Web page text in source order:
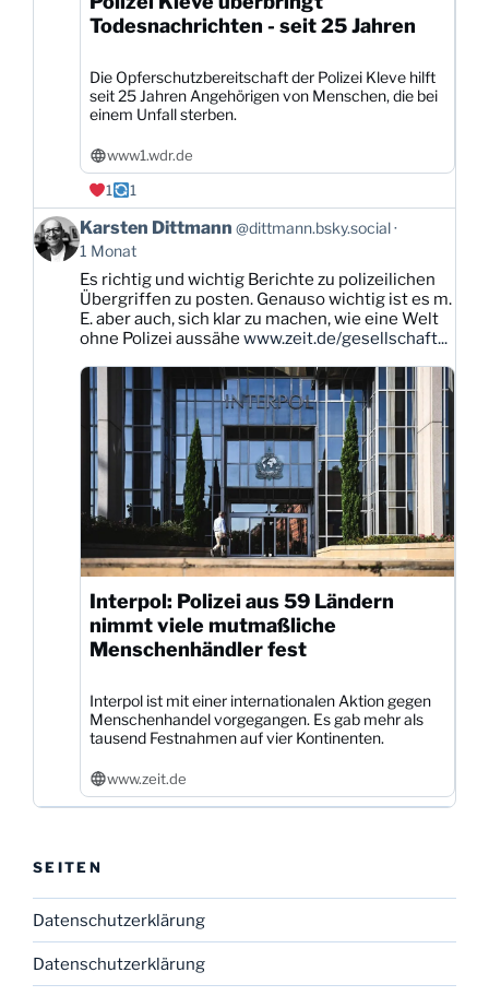
Todesnachrichten - seit 25 Jahren
Die Opferschutzbereitschaft der Polizei Kleve hilft
seit 25 Jahren Angehörigen von Menschen, die bei
einem Unfall sterben.
www1.wdr.de
1
1
Beitrag
von
Karsten
Dittmann
Bluesky
ansehen
Karsten Dittmann @dittmann.bsky.social
1 Monat
Es richtig und wichtig Berichte zu polizeilichen
Übergriffen zu posten. Genauso wichtig ist es m.
E. aber auch, sich klar zu machen, wie eine Welt
ohne Polizei aussähe www.zeit.de/gesellschaft...
Interpol: Polizei aus 59 Ländern
nimmt viele mutmaßliche
Menschenhändler fest
Interpol ist mit einer internationalen Aktion gegen
Menschenhandel vorgegangen. Es gab mehr als
tausend Festnahmen auf vier Kontinenten.
www.zeit.de
SEITEN
Datenschutzerklärung
Datenschutzerklärung